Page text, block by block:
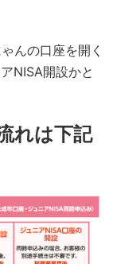
んの口座を開く
NISA開設かと
れは下記